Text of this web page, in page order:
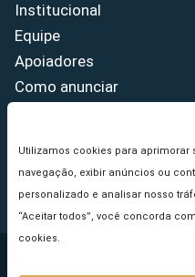
Utilizamos cookies para aprimorar
navegação, exibir anúncios ou
personalizado e analisar nosso
“Aceitar todos”, você concorda
cookies.
Institucional
Equipe
Apoiadores
Como anunciar
Princípios Editoriais
Copyright © 2026 -